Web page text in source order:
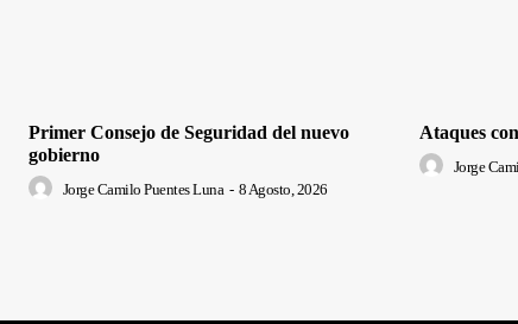
Primer Consejo de Seguridad del nuevo
gobierno
Jorge Camilo Puentes Luna - 8 Agosto, 2026
Ataques
Jorge